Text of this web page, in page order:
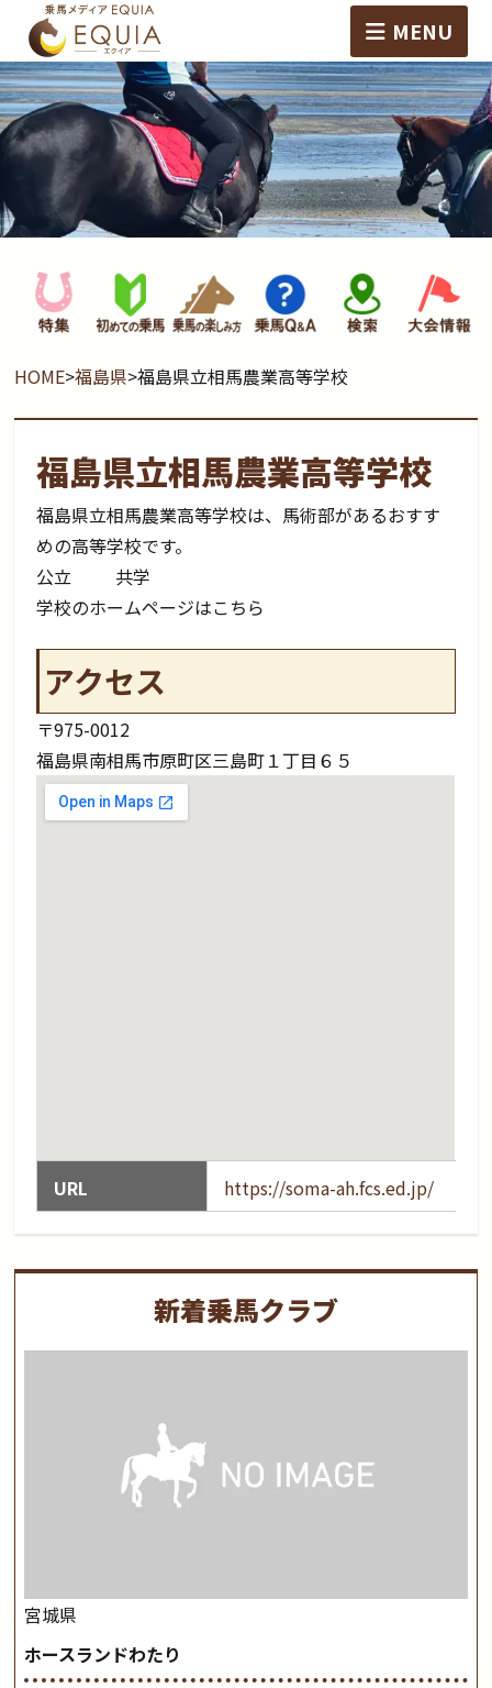
MENU
HOME>福島県>福島県立相馬農業高等学校
福島県立相馬農業高等学校
福島県立相馬農業高等学校は、馬術部があるおすす
めの高等学校です。
公立
共学
学校のホームページはこちら
アクセス
〒975-0012
福島県南相馬市原町区三島町１丁目６５
URL https://soma-ah.fcs.ed.jp/
新着乗馬クラブ
宮城県
ホースランドわたり